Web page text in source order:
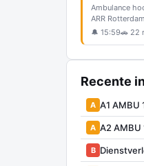
Ambulance
ARR
🔔 15:59🚗 22
Recente
A A1 AMBU
A A2 AMBU
B